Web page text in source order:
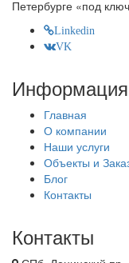
Петербурге «под
Linkedin
VK
Информация
Главная
О компании
Наши услуги
Объекты и
Блог
Контакты
Контакты